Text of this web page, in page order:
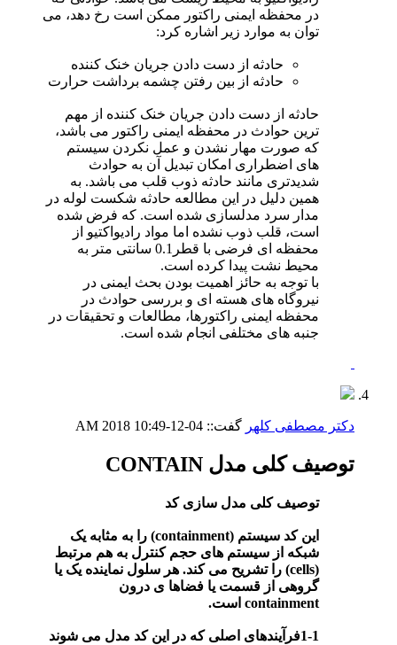
در محفظه ایمنی راکتور ممکن است رخ دهد، می
توان به موارد زیر اشاره کرد:
حادثه از دست دادن جریان خنک کننده
حادثه از بین رفتن چشمه برداشت حرارت
حادثه از دست دادن جریان خنک کننده از مهم
ترین حوادث در محفظه ایمنی راکتور می باشد،
که صورت مهار نشدن و عمل نکردن سیستم
های اضطراری امکان تبدیل آن به حوادث
شدیدتری مانند حادثه ذوب قلب می باشد. به
همین دلیل در این مطالعه حادثه شکست لوله در
مدار سرد مدلسازی شده است. که فرض شده
است، قلب ذوب نشده اما مواد رادیواکتیو از
محفظه ای فرضی با قطر0.1 سانتی متر به
محیط نشت پیدا کرده است.
با توجه به حائز اهمیت بودن بحث ایمنی در
نیروگاه های هسته ای و بررسی حوادث در
محفظه ایمنی راکتورها، مطالعات و تحقیقات در
جنبه های مختلفی انجام شده است.
دکتر مصطفی کلهر گفت:: 04-12-2018
10:49 AM
توصیف کلی مدل CONTAIN
توصیف کلی مدل سازی کد
این کد سیستم (containment) را به مثابه یک
شبکه از سیستم های حجم کنترل به هم مرتبط
(cells) را تشریح می کند. هر سلول نماینده یک یا
گروهی از قسمت یا فضاها ی درون
containment است.
1-1فرآیندهای اصلی که در این کد مدل می شوند